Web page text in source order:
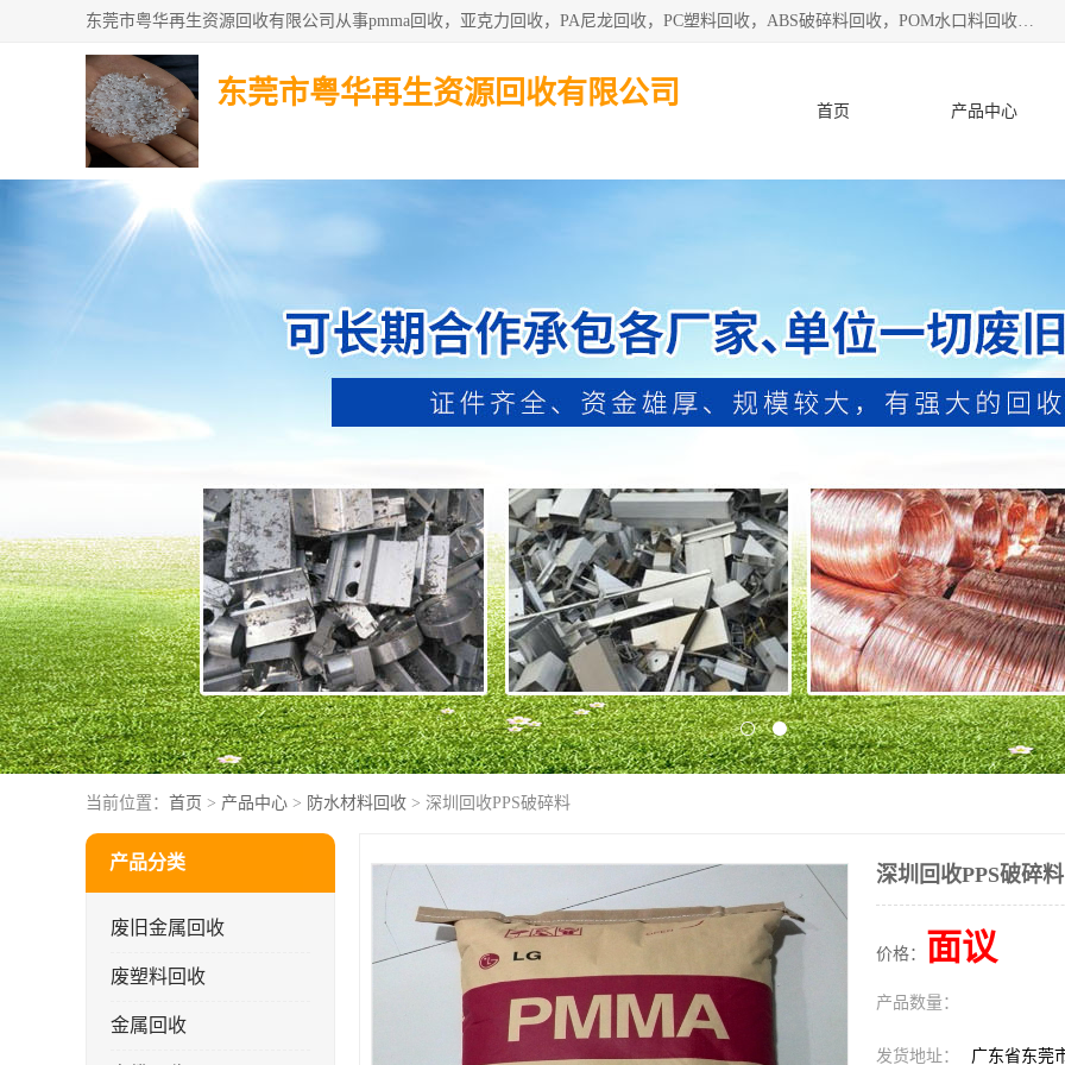
东莞市粤华再生资源回收有限公司从事pmma回收，亚克力回收，PA尼龙回收，PC塑料回收，ABS破碎料回收，POM水口料回收、废不锈钢回收等各类工厂废料回收等。
东莞市粤华再生资源回收有限公司
首页 产品中心
当前位置： 首页 > 产品中心 > 防水材料回收 > 深圳回收PPS破碎料
产品分类
废旧金属回收
废塑料回收
金属回收
深圳回收PPS破碎料
价格： 面议
产品数量：
发货地址： 广东省东